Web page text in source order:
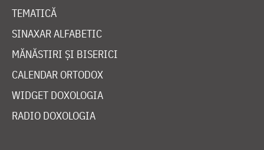
TEMATICĂ
SINAXAR ALFABETIC
MĂNĂSTIRI ȘI BISERICI
CALENDAR ORTODOX
WIDGET DOXOLOGIA
RADIO DOXOLOGIA